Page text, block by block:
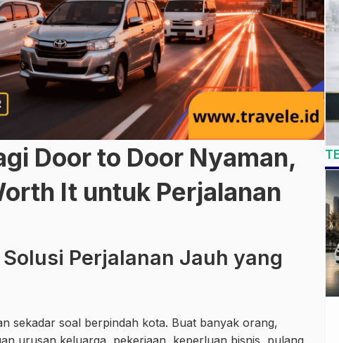
Door to Door Nyaman,
It untuk Perjalanan
Perjalanan Jauh yang
sekadar soal berpindah kota. Buat banyak orang,